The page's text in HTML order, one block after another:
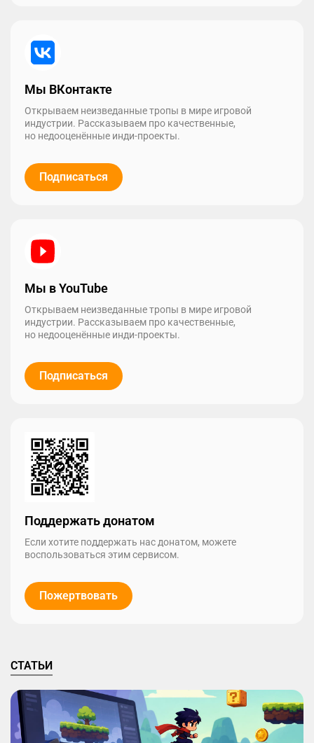
Мы ВКонтакте
Открываем неизведанные тропы в мире игровой
индустрии. Рассказываем про качественные,
но недооценённые инди-проекты.
Подписаться
Мы в YouTube
Открываем неизведанные тропы в мире игровой
индустрии. Рассказываем про качественные,
но недооценённые инди-проекты.
Подписаться
Поддержать донатом
Если хотите поддержать нас донатом, можете
воспользоваться этим сервисом.
Пожертвовать
СТАТЬИ